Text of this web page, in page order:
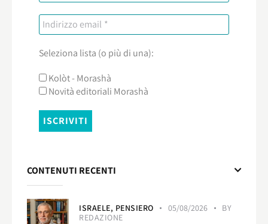
Seleziona lista (o più di una):
Kolòt - Morashà
Novità editoriali Morashà
CONTENUTI RECENTI
ISRAELE, PENSIERO 05/08/2026
BY
REDAZIONE